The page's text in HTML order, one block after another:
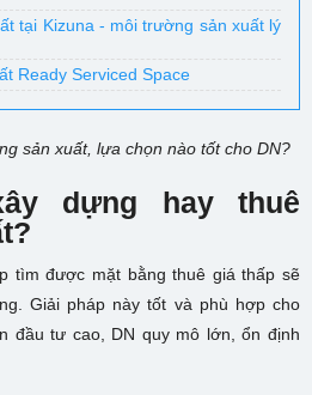
tại Kizuna - môi trường sản xuất lý
Ready Serviced Space
sản xuất, lựa chọn nào tốt cho DN?
dựng hay thuê
tìm được mặt bằng thuê giá thấp sẽ
Giải pháp này tốt và phù hợp cho
đầu tư cao, DN quy mô lớn, ổn định